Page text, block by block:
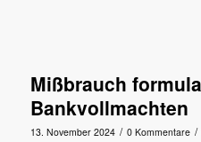
Mißbrauch
Bankvollmachten
13. November 2024 / 0 Kommentare /